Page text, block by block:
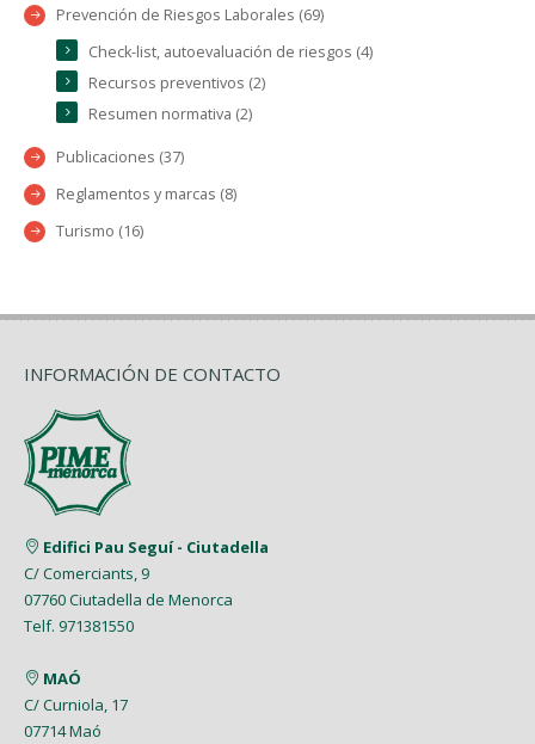
Prevención de Riesgos Laborales (69)
Check-list, autoevaluación de riesgos (4)
Recursos preventivos (2)
Resumen normativa (2)
Publicaciones (37)
Reglamentos y marcas (8)
Turismo (16)
INFORMACIÓN DE CONTACTO
Edifici Pau Seguí - Ciutadella
C/ Comerciants, 9
07760 Ciutadella de Menorca
Telf. 971381550
MAÓ
C/ Curniola, 17
07714 Maó